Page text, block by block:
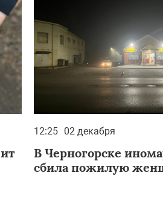
12:25 02 декабря
В Черногорске
сбила пожилую